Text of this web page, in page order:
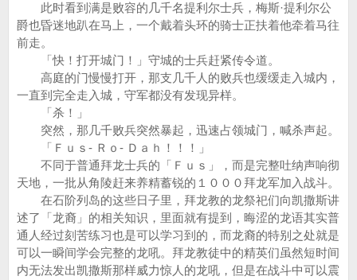
此时看到满是败容的几千名提利尔士兵，梅斯·提利尔公
爵也昏迷地趴在马上，一个戴着头环的骑士正扶着他牵着马往
前走。
「快！打开城门！」守城的士兵赶紧传令道。
高庭的门慢慢打开，那支几千人的败兵也缓缓走入城内，
一直到完全走入城，守军都没有发现异样。
「杀！」
突然，那几千败兵突然暴起，迅速占领城门，喊杀声起。
「Ｆｕｓ- Ｒｏ- Ｄａｈ！！！」
不同于普通拜龙士兵的「Ｆｕｓ」，而是完整吐纳声响彻
天地，一批从角陵赶来养精蓄锐的１０００拜龙军加入战斗。
在石阶列岛的这些日子里，拜龙教的龙祭祀们向凯撒斯讲
述了「龙裔」的相关知识，里面就有提到，晦涩的龙语其实普
通人经过刻苦练习也是可以学习到的，而龙裔的特别之处就是
可以一瞬间学会完整的龙吼。拜龙教徒中的精英们虽然短时间
内无法发出凯撒斯那样威力惊人的龙吼，但是在战斗中可以震